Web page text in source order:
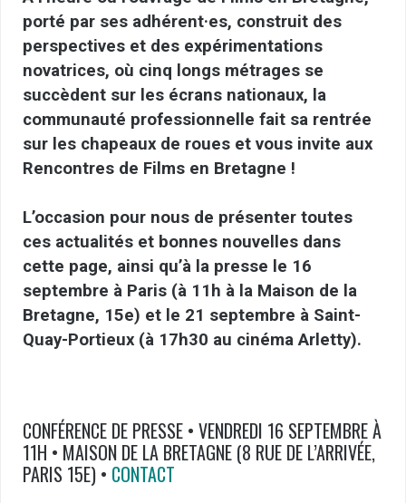
porté par ses adhérent·es, construit des
perspectives et des expérimentations
novatrices, où cinq longs métrages se
succèdent sur les écrans nationaux, la
communauté professionnelle fait sa rentrée
sur les chapeaux de roues et vous invite aux
Rencontres de Films en Bretagne !
L’occasion pour nous de présenter toutes
ces actualités et bonnes nouvelles dans
cette page, ainsi qu’à la presse le 16
septembre à Paris (à 11h à la Maison de la
Bretagne, 15e) et le 21 septembre à Saint-
Quay-Portieux (à 17h30 au cinéma Arletty).
CONFÉRENCE DE PRESSE • VENDREDI 16 SEPTEMBRE À
11H • MAISON DE LA BRETAGNE (8 RUE DE L’ARRIVÉE,
PARIS 15E) • CONTACT